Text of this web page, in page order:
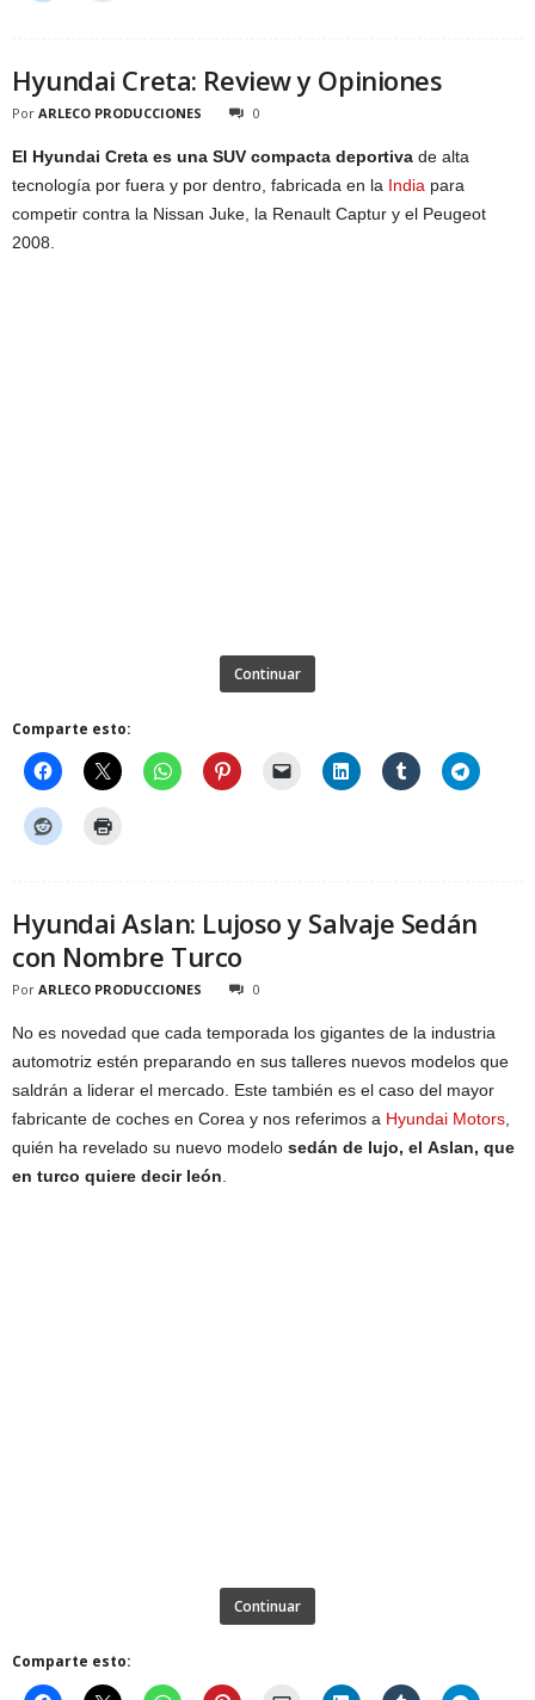
Hyundai Creta: Review y Opiniones
Por ARLECO PRODUCCIONES 0
El Hyundai Creta es una SUV compacta deportiva de alta
tecnología por fuera y por dentro, fabricada en la India para
competir contra la Nissan Juke, la Renault Captur y el Peugeot
2008.
Continuar
Comparte esto:
Hyundai Aslan: Lujoso y Salvaje Sedán
con Nombre Turco
Por ARLECO PRODUCCIONES 0
No es novedad que cada temporada los gigantes de la industria
automotriz estén preparando en sus talleres nuevos modelos que
saldrán a liderar el mercado. Este también es el caso del mayor
fabricante de coches en Corea y nos referimos a Hyundai Motors
quién ha revelado su nuevo modelo sedán de lujo, el Aslan, que
en turco quiere decir león
Continuar
Comparte esto: